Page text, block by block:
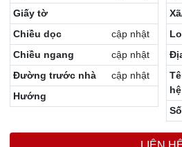
Giấy tờ
Chiều dọc
cập nhật
Chiều ngang
cập nhật
Đường trước nhà
cập nhật
Hướng
hệ